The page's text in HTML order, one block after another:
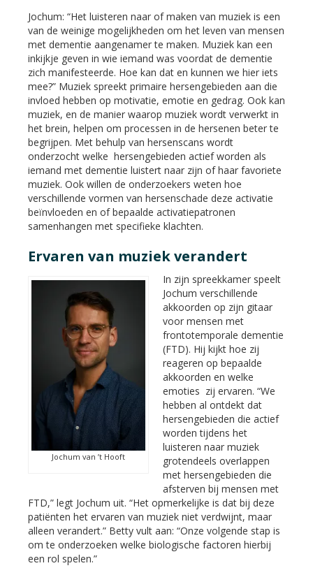
Jochum: “Het luisteren naar of maken van muziek is een
van de weinige mogelijkheden om het leven van mensen
met dementie aangenamer te maken. Muziek kan een
inkijkje geven in wie iemand was voordat de dementie
zich manifesteerde. Hoe kan dat en kunnen we hier iets
mee?” Muziek spreekt primaire hersengebieden aan die
invloed hebben op motivatie, emotie en gedrag. Ook kan
muziek, en de manier waarop muziek wordt verwerkt in
het brein, helpen om processen in de hersenen beter te
begrijpen. Met behulp van hersenscans wordt
onderzocht welke hersengebieden actief worden als
iemand met dementie luistert naar zijn of haar favoriete
muziek. Ook willen de onderzoekers weten hoe
verschillende vormen van hersenschade deze activatie
beïnvloeden en of bepaalde activatiepatronen
samenhangen met specifieke klachten.
Ervaren van muziek verandert
Jochum van ’t Hooft
In zijn spreekkamer speelt
Jochum verschillende
akkoorden op zijn gitaar
voor mensen met
frontotemporale dementie
(FTD). Hij kijkt hoe zij
reageren op bepaalde
akkoorden en welke
emoties zij ervaren. “We
hebben al ontdekt dat
hersengebieden die actief
worden tijdens het
luisteren naar muziek
grotendeels overlappen
met hersengebieden die
afsterven bij mensen met
FTD,” legt Jochum uit. “Het opmerkelijke is dat bij deze
patiënten het ervaren van muziek niet verdwijnt, maar
alleen verandert.” Betty vult aan: “Onze volgende stap is
om te onderzoeken welke biologische factoren hierbij
een rol spelen.”